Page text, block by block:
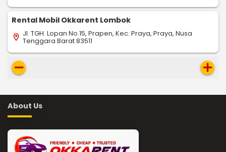
Rental Mobil Okkarent Lombok
location_on Jl. TGH. Lopan No.15, Prapen, Kec. Praya, Praya, Nusa
Tenggara Barat 83511
remove add
About Us